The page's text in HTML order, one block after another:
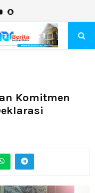
YoutubeSnapchat
Komitmen